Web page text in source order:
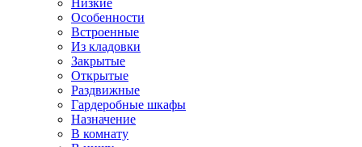
Низкие
Особенности
Встроенные
Из кладовки
Закрытые
Открытые
Раздвижные
Гардеробные шкафы
Назначение
В комнату